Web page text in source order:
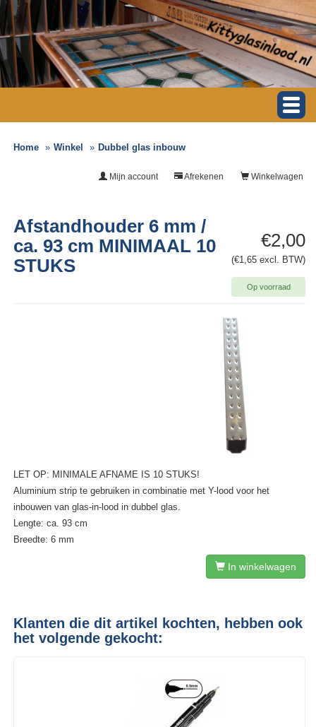
Home Winkel Dubbel glas inbouw
Winkelwagen
Afrekenen
Mijn account
€2,00
(€1,65 excl. BTW)
Op voorraad
Afstandhouder 6 mm /
ca. 93 cm MINIMAAL 10
STUKS
LET OP: MINIMALE AFNAME IS 10 STUKS!
Aluminium strip te gebruiken in combinatie met Y-lood voor het
inbouwen van glas-in-lood in dubbel glas.
Lengte: ca. 93 cm
Breedte: 6 mm
In winkelwagen
Klanten die dit artikel kochten, hebben ook
het volgende gekocht: